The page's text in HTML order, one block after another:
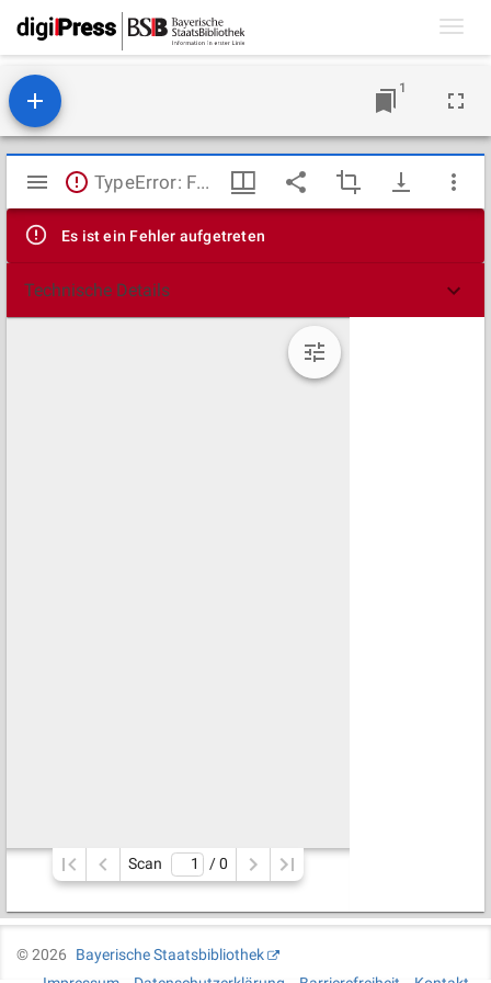
1
Mirador
Viewer
TypeError: Failed to fetch
Es ist ein Fehler aufgetreten
Technische Details
Scan / 0
©2026
Bayerische Staatsbibliothek